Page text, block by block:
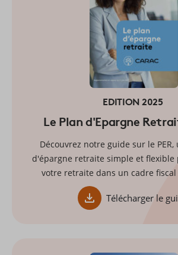
EDITION 2025
Le Plan d'Epargne
Découvrez notre guide sur le
d'épargne retraite simple et
votre retraite dans un cadre fiscal
Télécharger le